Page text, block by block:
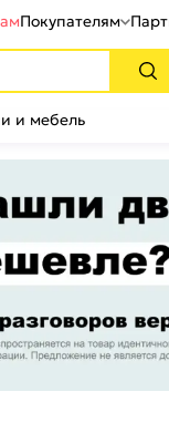
Покупателям
и мебель